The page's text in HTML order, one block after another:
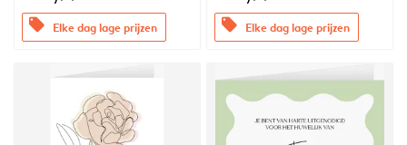
offers Elke dag lage prijzen offers Elke dag lage prijzen